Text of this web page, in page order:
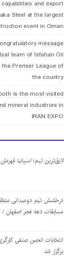
and export
Steel at the largest
event in Oman
message
team of Isfahan Oil
Premier League of
the country
is the most visited
mineral industries in
IRAN EXPO
لایق‌ترین تیم؛ اسپانیا قهرمان
درخشش تیم دومیدانی
مسابقات دهه فجر اصفهان / کسب ۱۰
انتخابات انجمن صنفی
برگزار شد